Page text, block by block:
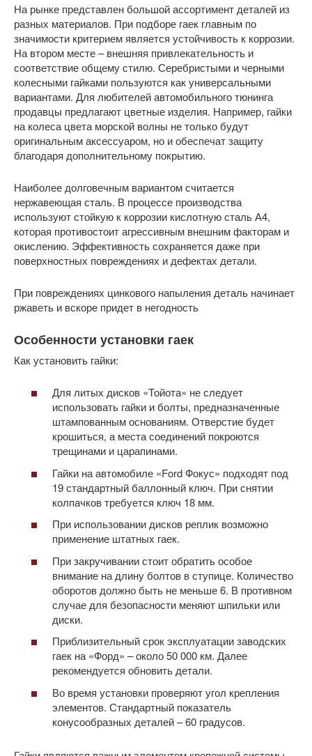
На рынке представлен большой ассортимент деталей из
разных материалов. При подборе гаек главным по
значимости критерием является устойчивость к коррозии.
На втором месте – внешняя привлекательность и
соответствие общему стилю. Серебристыми и черными
колесными гайками пользуются как универсальными
вариантами. Для любителей автомобильного тюнинга
продавцы предлагают цветные изделия. Например, гайки
на колеса цвета морской волны не только будут
оригинальным аксессуаром, но и обеспечат защиту
благодаря дополнительному покрытию.
Наиболее долговечным вариантом считается
нержавеющая сталь. В процессе производства
используют стойкую к коррозии кислотную сталь А4,
которая противостоит агрессивным внешним факторам и
окислению. Эффективность сохраняется даже при
поверхностных повреждениях и дефектах детали.
При повреждениях цинкового напыления деталь начинает
ржаветь и вскоре придет в негодность
Особенности установки гаек
Как установить гайки:
Для литых дисков «Тойота» не следует
использовать гайки и болты, предназначенные
штампованным основаниям. Отверстие будет
крошиться, а места соединений покроются
трещинами и царапинами.
Гайки на автомобиле «Ford Фокус» подходят под
19 стандартный баллонный ключ. При снятии
колпачков требуется ключ 18 мм.
При использовании дисков реплик возможно
применение штатных гаек.
При закручивании стоит обратить особое
внимание на длину болтов в ступице. Количество
оборотов должно быть не меньше 6. В противном
случае для безопасности меняют шпильки или
диски.
Приблизительный срок эксплуатации заводских
гаек на «Форд» – около 50 000 км. Далее
рекомендуется обновить детали.
Во время установки проверяют угол крепления
элементов. Стандартный показатель
конусообразных деталей – 60 градусов.